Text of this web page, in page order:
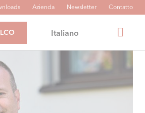
Azienda Newsletter Contatto
Italiano